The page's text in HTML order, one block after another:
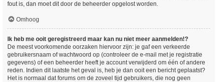
fout is, dan moet dit door de beheerder opgelost worden.
Omhoog
Ik heb me ooit geregistreerd maar kan nu niet meer aanmelden!?
De meest voorkomende oorzaken hiervoor zijn: je gaf een verkeerde
gebruikersnaam of wachtwoord op (controleer de e-mail met je registratie
gegevens) of een beheerder heeft je account verwijderd om één of andere
reden. Indien dit laatste het geval is, heb je dan ooit een bericht geplaatst?
Het is normaal dat forums om de zoveel tijd gebruikers, die nog geen